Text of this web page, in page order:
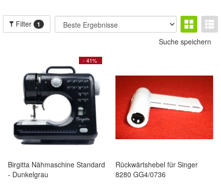
Filter 1
Suche speichern
- 41%
Birgitta Nähmaschine Standard
- Dunkelgrau
Rückwärtshebel für Singer
8280 GG4/0736